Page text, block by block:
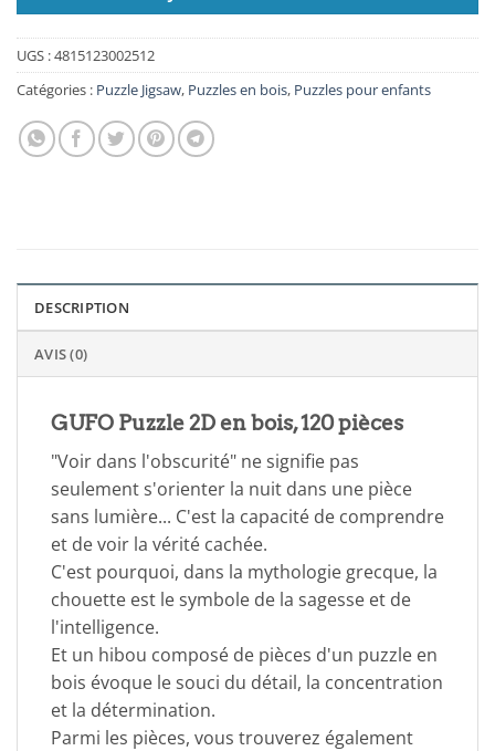
UGS :4815123002512
Catégories : Puzzle Jigsaw, Puzzles en bois, Puzzles pour enfants
DESCRIPTION
AVIS (0)
GUFO Puzzle 2D en bois, 120 pièces
"Voir dans l'obscurité" ne signifie pas
seulement s'orienter la nuit dans une pièce
sans lumière... C'est la capacité de comprendre
et de voir la vérité cachée.
C'est pourquoi, dans la mythologie grecque, la
chouette est le symbole de la sagesse et de
l'intelligence.
Et un hibou composé de pièces d'un puzzle en
bois évoque le souci du détail, la concentration
et la détermination.
Parmi les pièces, vous trouverez également